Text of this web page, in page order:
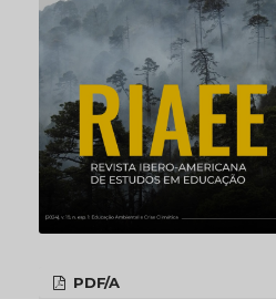
PDF/A